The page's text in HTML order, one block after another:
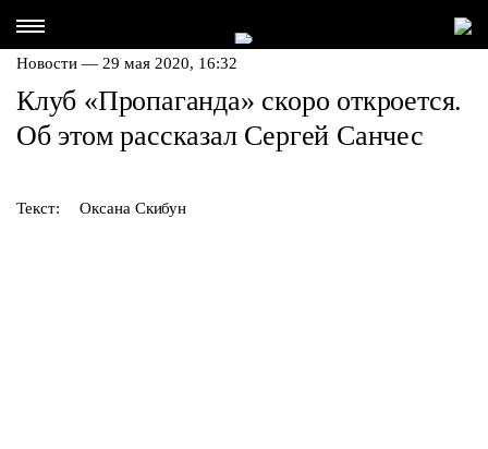
Новости — 29 мая 2020, 16:32
Клуб «Пропаганда» скоро откроется.
Об этом рассказал Сергей Санчес
Текст: Оксана Скибун